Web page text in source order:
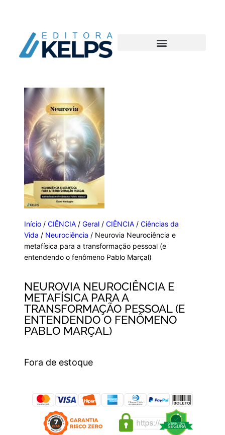
Início /CIÊNCIA /Geral /CIÊNCIA /Ciências da
Vida / Neurociência / Neurovia Neurociência e
metafísica para a transformação pessoal (e
entendendo o fenômeno Pablo Marçal)
NEUROVIA NEUROCIÊNCIA E
METAFÍSICA PARA A
TRANSFORMAÇÃO PESSOAL (E
ENTENDENDO O FENÔMENO
PABLO MARÇAL)
Fora de estoque